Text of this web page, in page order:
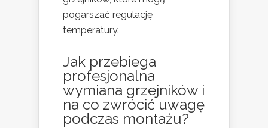
pogarszać regulację
temperatury.
Jak przebiega
profesjonalna
wymiana grzejników i
na co zwrócić uwagę
podczas montażu?